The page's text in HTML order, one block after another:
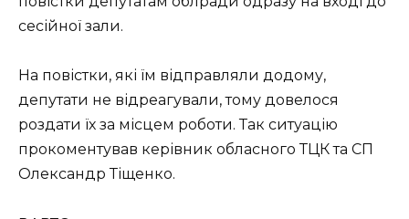
сесійної зали.
На повістки, які їм відправляли додому,
депутати не відреагували, тому довелося
роздати їх за місцем роботи. Так ситуацію
прокоментував керівник обласного ТЦК та СП
Олександр Тіщенко.